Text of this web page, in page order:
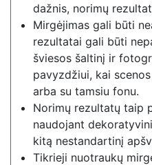
dažnis, norimų
Mirgėjimas gali būti
rezultatai gali būti
šviesos šaltinį ir
pavyzdžiui, kai
arba su tamsiu fonu.
Norimų rezultatų taip
naudojant
kitą nestandartinį
Tikrieji nuotraukų